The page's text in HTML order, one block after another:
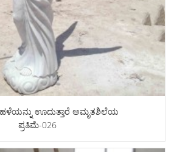
ಊದುತ್ತಾರೆ ಅಮೃತಶಿಲೆಯ
ಪ್ರತಿಮೆ-026